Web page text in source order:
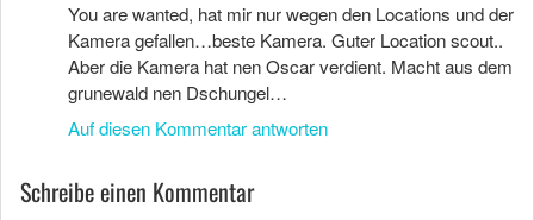
You are wanted, hat mir nur wegen den Locations und der
Kamera gefallen…beste Kamera. Guter Location scout..
Aber die Kamera hat nen Oscar verdient. Macht aus dem
grunewald nen Dschungel…
Auf diesen Kommentar antworten
Schreibe einen Kommentar